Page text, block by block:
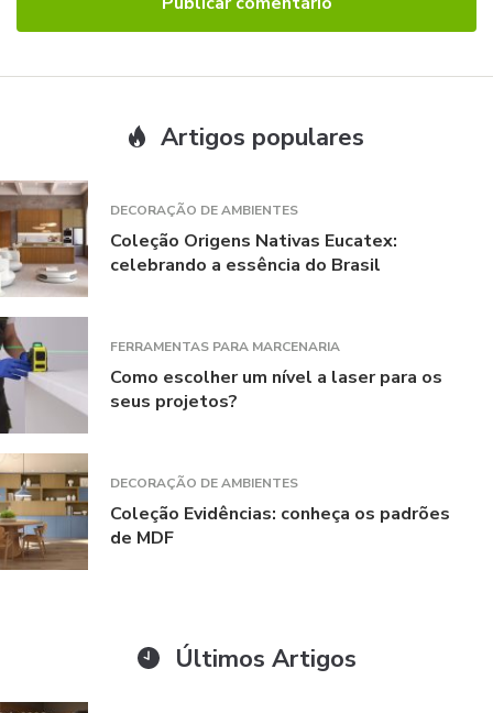
Artigos populares
DECORAÇÃO DE AMBIENTES
Coleção Origens Nativas Eucatex:
celebrando a essência do Brasil
FERRAMENTAS PARA MARCENARIA
Como escolher um nível a laser para os
seus projetos?
DECORAÇÃO DE AMBIENTES
Coleção Evidências: conheça os padrões
de MDF
Últimos Artigos